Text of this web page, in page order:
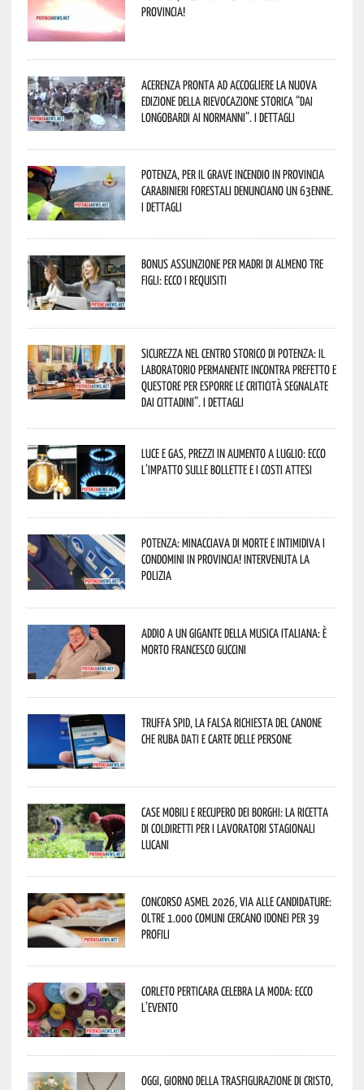
provincia!
Acerenza pronta ad accogliere la nuova
edizione della rievocazione storica “Dai
Longobardi ai Normanni”. I dettagli
Potenza, per il grave incendio in Provincia
Carabinieri forestali denunciano un 63enne.
I dettagli
Bonus assunzione per madri di almeno tre
figli: ecco i requisiti
Sicurezza nel Centro Storico di Potenza: il
Laboratorio Permanente incontra Prefetto e
Questore per esporre le criticità segnalate
dai cittadini”. I dettagli
Luce e gas, prezzi in aumento a luglio: ecco
l’impatto sulle bollette e i costi attesi
Potenza: minacciava di morte e intimidiva i
condomini in provincia! Intervenuta la
Polizia
Addio a un gigante della musica italiana: è
morto Francesco Guccini
Truffa Spid, la falsa richiesta del canone
che ruba dati e carte delle persone
Case mobili e recupero dei borghi: la ricetta
di Coldiretti per i lavoratori stagionali
lucani
Concorso Asmel 2026, via alle candidature:
oltre 1.000 Comuni cercano idonei per 39
profili
Corleto Perticara celebra la moda: ecco
l’evento
Oggi, giorno della Trasfigurazione di Cristo,